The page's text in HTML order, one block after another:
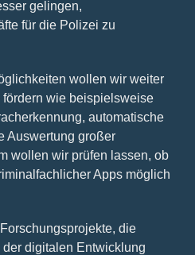
gelingen,
für die Polizei zu
wollen wir weiter
wie beispielsweise
automatische
Auswertung großer
wollen wir prüfen lassen, ob
Apps möglich
die
digitalen Entwicklung